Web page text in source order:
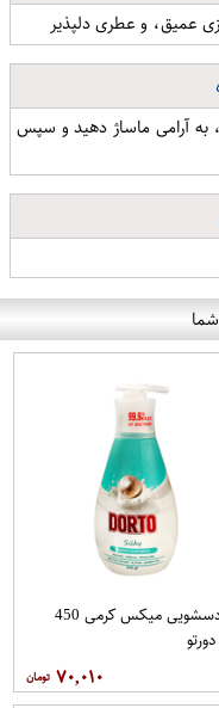
عمیق، و عطری دلپذیر
به آرامی ماساژ دهید و سپس
مایع دسشویی میکس کرمی 450
۷۰,۰۱۰